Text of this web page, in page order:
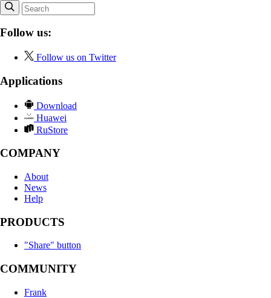
Follow us:
Follow us on Twitter
Applications
Download
Huawei
RuStore
COMPANY
About
News
Help
PRODUCTS
"Share" button
COMMUNITY
Frank